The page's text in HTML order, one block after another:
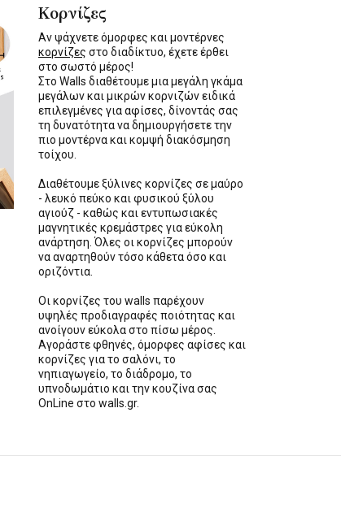
Κορνίζες
Αν ψάχνετε όμορφες και μοντέρνες
κορνίζες στο διαδίκτυο, έχετε έρθει
στο σωστό μέρος!
Στο Walls διαθέτουμε μια μεγάλη γκάμα
μεγάλων και μικρών κορνιζών ειδικά
επιλεγμένες για αφίσες, δίνοντάς σας
τη δυνατότητα να δημιουργήσετε την
πιο μοντέρνα και κομψή διακόσμηση
τοίχου.
Διαθέτουμε ξύλινες κορνίζες σε μαύρο
- λευκό πεύκο και φυσικού ξύλου
αγιούζ - καθώς και εντυπωσιακές
μαγνητικές κρεμάστρες για εύκολη
ανάρτηση. Όλες οι κορνίζες μπορούν
να αναρτηθούν τόσο κάθετα όσο και
οριζόντια.
Οι κορνίζες του walls παρέχουν
υψηλές προδιαγραφές ποιότητας και
ανοίγουν εύκολα στο πίσω μέρος.
Αγοράστε φθηνές, όμορφες αφίσες και
κορνίζες για το σαλόνι, το
νηπιαγωγείο, το διάδρομο, το
υπνοδωμάτιο και την κουζίνα σας
OnLine στο walls.gr.